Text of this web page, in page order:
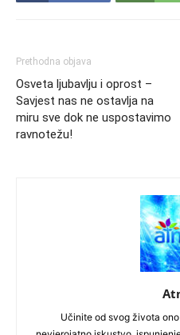
Prethodna objava
Osveta ljubavlju i oprost –
Savjest nas ne ostavlja na
miru sve dok ne uspostavimo
ravnotežu!
Učinite od svog života